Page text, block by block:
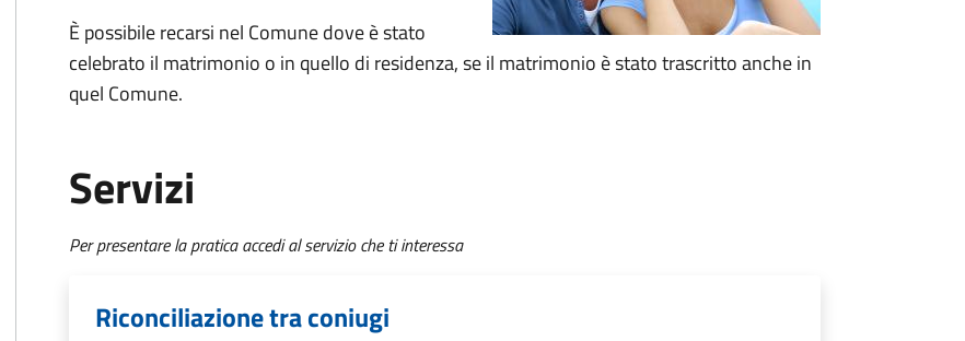
È possibile recarsi nel Comune dove è stato
celebrato il matrimonio o in quello di residenza, se il matrimonio è stato trascritto anche in
quel Comune.
Servizi
Per presentare la pratica accedi al servizio che ti interessa
Riconciliazione tra coniugi